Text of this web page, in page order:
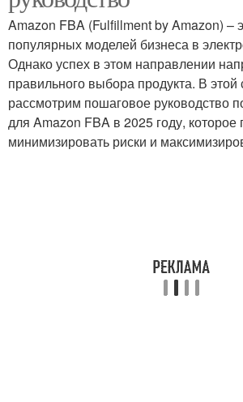
Amazon FBA (Fulfillment by Amazon) –
популярных моделей бизнеса в
Однако успех в этом направлении
правильного выбора продукта. В этой
рассмотрим пошаговое руководство
для Amazon FBA в 2025 году,
минимизировать риски и